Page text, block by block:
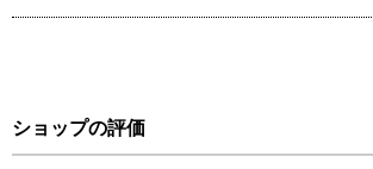
ショップの評価